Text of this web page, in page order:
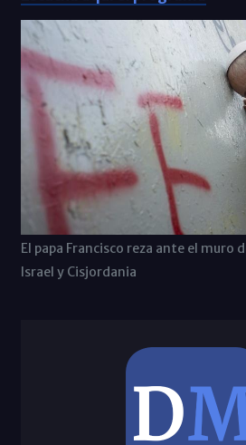
El papa Francisco reza ante el muro
Israel y Cisjordania